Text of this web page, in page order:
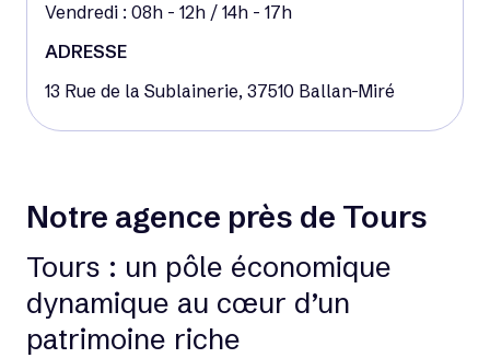
Vendredi : 08h - 12h / 14h - 17h
ADRESSE
13 Rue de la Sublainerie, 37510 Ballan-Miré
Notre agence près de Tours
Tours : un pôle économique
dynamique au cœur d’un
patrimoine riche